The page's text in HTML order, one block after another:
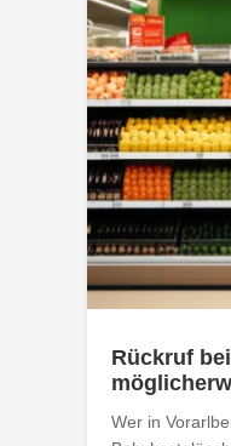
Rückruf
Wer in